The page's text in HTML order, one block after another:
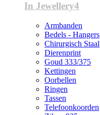
In Jewellery4
Armbanden
Bedels - Hangers
Chirurgisch Staal
Dierenprint
Goud 333/375
Kettingen
Oorbellen
Ringen
Tassen
Telefoonkoorden